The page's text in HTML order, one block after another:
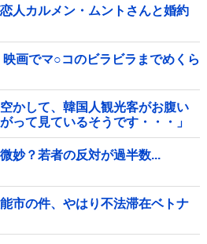
人カルメン・ムントさんと婚約
映画でマ○コのビラビラまでめくら
かして、韓国人観光客がお腹い
って見ているそうです・・・」
妙？若者の反対が過半数...
市の件、やはり不法滞在ベトナ